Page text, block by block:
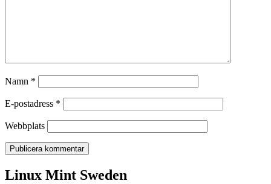
Namn *
E-postadress *
Webbplats
Linux Mint Sweden